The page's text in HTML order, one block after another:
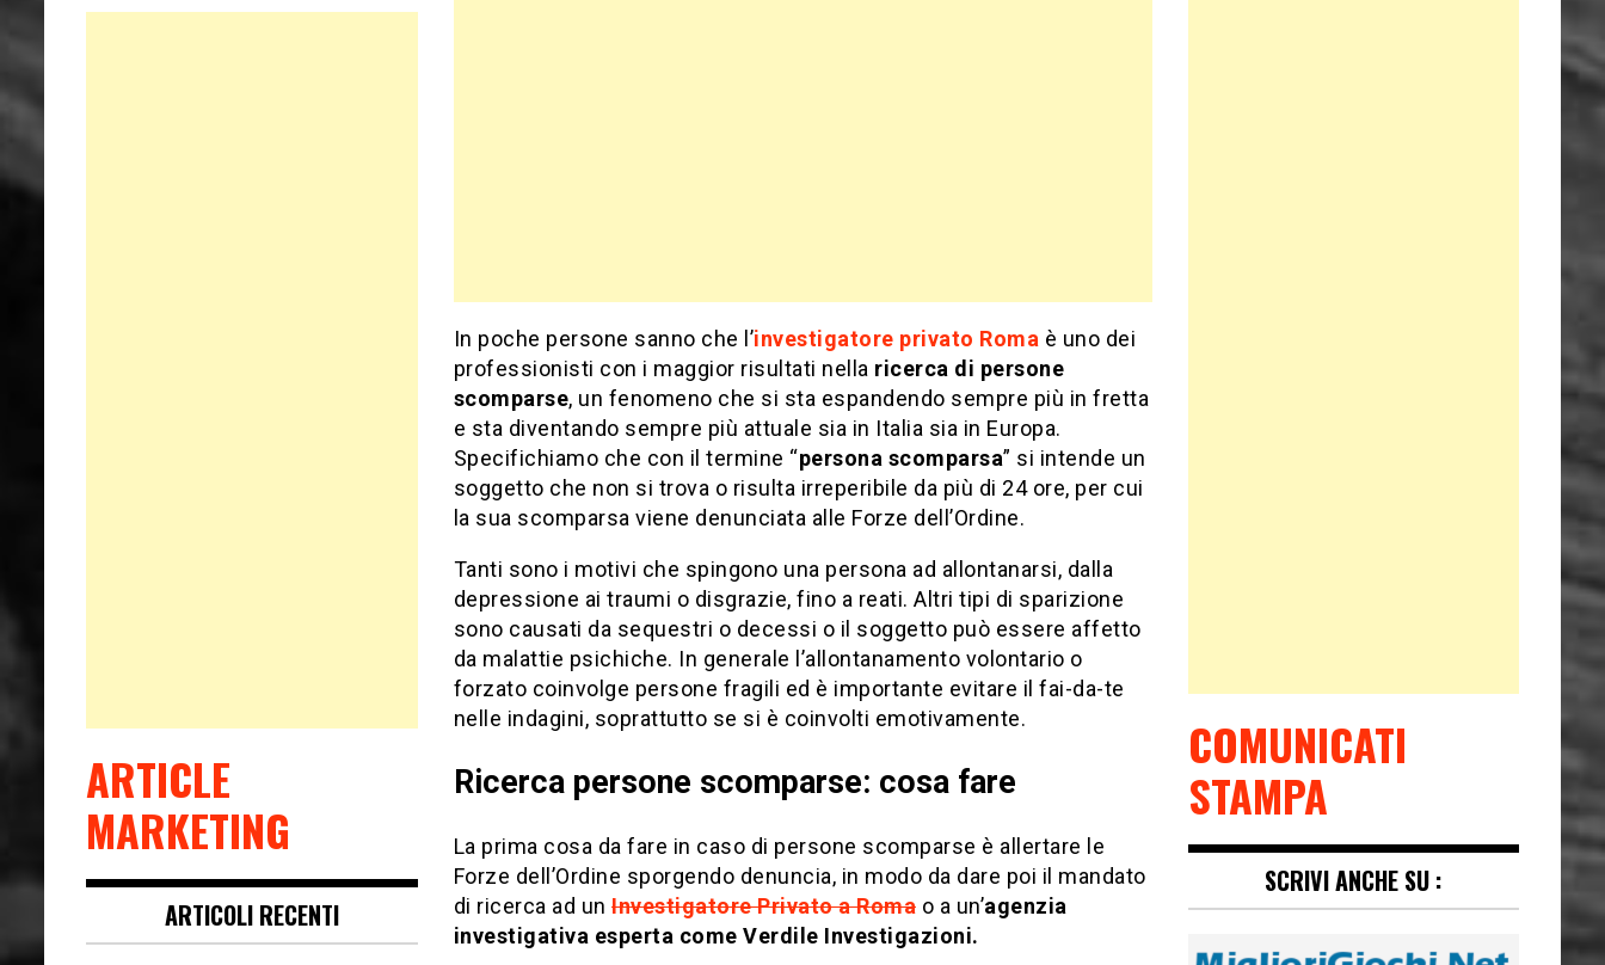
In poche persone sanno che l’investigatore privato Roma è uno dei
professionisti con i maggior risultati nella ricerca di persone
scomparse, un fenomeno che si sta espandendo sempre più in fretta
e sta diventando sempre più attuale sia in Italia sia in Europa.
Specifichiamo che con il termine “persona scomparsa” si intende un
soggetto che non si trova o risulta irreperibile da più di 24 ore, per cui
la sua scomparsa viene denunciata alle Forze dell’Ordine.
Tanti sono i motivi che spingono una persona ad allontanarsi, dalla
depressione ai traumi o disgrazie, fino a reati. Altri tipi di sparizione
sono causati da sequestri o decessi o il soggetto può essere affetto
da malattie psichiche. In generale l’allontanamento volontario o
forzato coinvolge persone fragili ed è importante evitare il fai-da-te
nelle indagini, soprattutto se si è coinvolti emotivamente.
Ricerca persone scomparse: cosa fare
La prima cosa da fare in caso di persone scomparse è allertare le
Forze dell’Ordine sporgendo denuncia, in modo da dare poi il mandato
di ricerca ad un Investigatore Privato a Roma o a un’agenzia
investigativa esperta come Verdile Investigazioni.
ARTICLE
MARKETING
ARTICOLI RECENTI
COMUNICATI
STAMPA
SCRIVI ANCHE SU :